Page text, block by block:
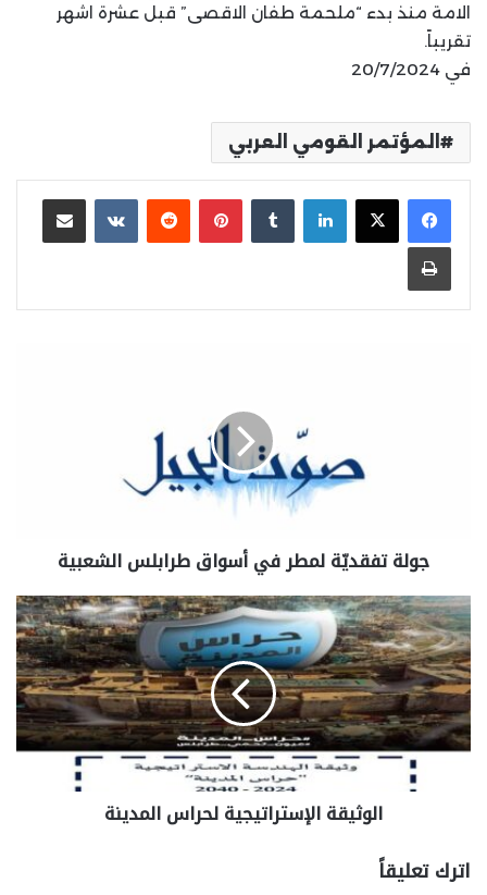
الامة منذ بدء “ملحمة طفان الاقصى” قبل عشرة اشهر
تقريباً.
في 20/7/2024
المؤتمر القومي العربي
لينكدإن بينتيريست مشاركة عبر البريد
طباعة
جولة تفقديّة لمطر في أسواق ⁧‫طرابلس‬⁩ الشعبية
الوثيقة الإستراتيجية لحراس المدينة
اترك تعليقاً